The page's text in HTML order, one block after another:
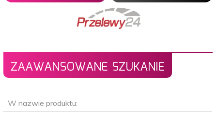
ZAAWANSOWANE SZUKANIE
W nazwie produktu: